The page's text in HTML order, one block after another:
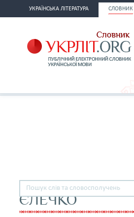
УКРАЇНСЬКА ЛІТЕРАТУРА СЛОВНИК
ЄЛЕЧКО